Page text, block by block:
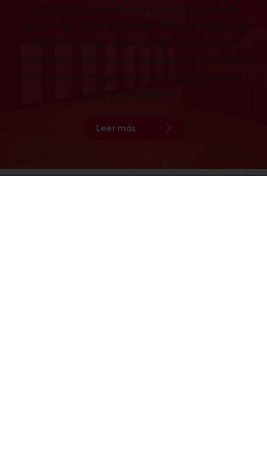
Ubicada en nuestro Centro para el
Sabor del Pan en Sankt-Vith, Bélgica, la
Biblioteca de Sourdough reúne una
colección única de sourdoughs de todo
el mundo, cada una con sus propias
características.
Leer más